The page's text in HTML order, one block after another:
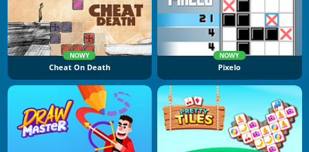
NOWY
Cheat On Death
NOWY
Pixelo